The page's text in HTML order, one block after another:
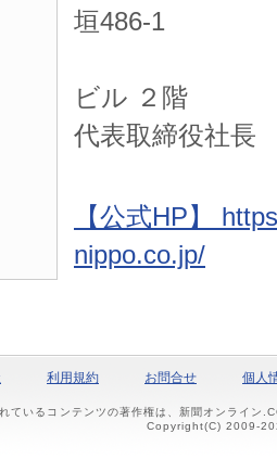
垣486-1
ビル ２階
代表取締役社
【公式HP】
nippo.co.jp/
利用規約 お問合せ 個人
ているコンテンツの著作権は、新聞オンライン
Copyright(C) 2009-